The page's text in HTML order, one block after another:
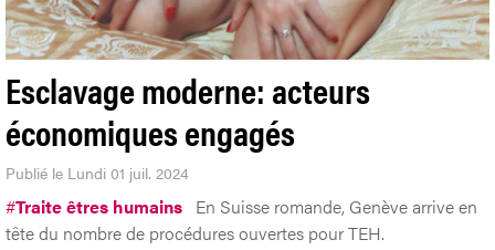
Esclavage moderne: acteurs
économiques engagés
Publié le Lundi 01 juil. 2024
#Traite êtres humains En Suisse romande, Genève arrive en
tête du nombre de procédures ouvertes pour TEH.